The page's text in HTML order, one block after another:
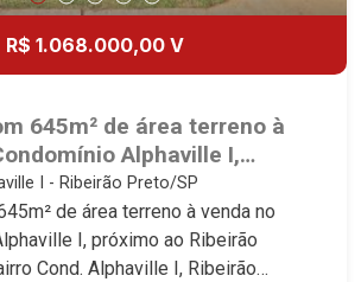
R$ 1.068.000,00 V
645m² de área terreno à
Alphaville I,
Ribeirão Shopping -
SP.
I - Ribeirão Preto/SP
de área terreno à venda no
I, próximo ao Ribeirão
Cond. Alphaville I, Ribeirão